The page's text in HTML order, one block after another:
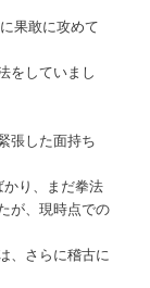
果敢に攻めて
をしていまし
張した面持ち
り、まだ拳法
が、現時点での
、さらに稽古に